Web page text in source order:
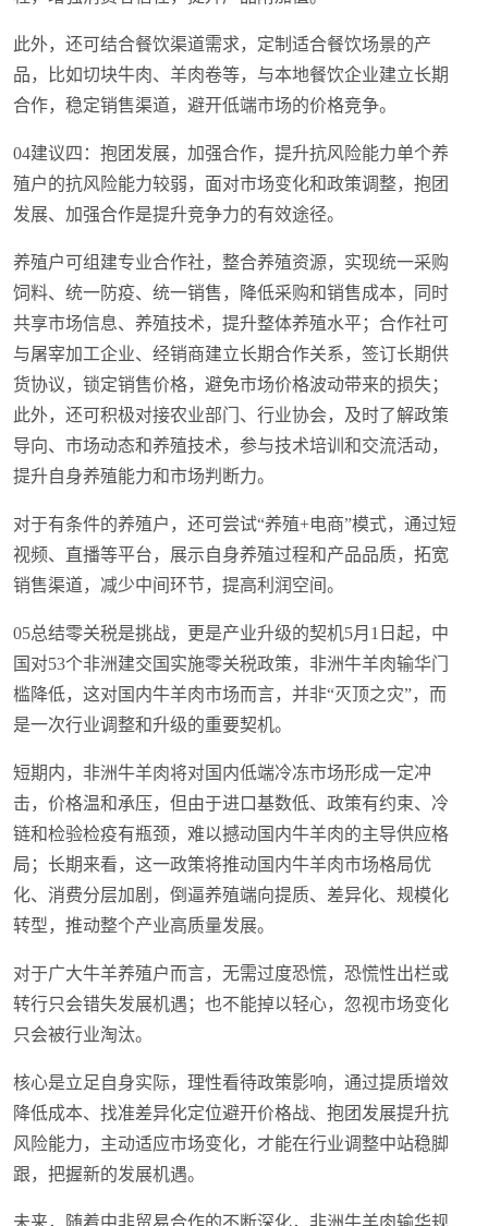
此外，还可结合餐饮渠道需求，定制适合餐饮场景的产
品，比如切块牛肉、羊肉卷等，与本地餐饮企业建立长期
合作，稳定销售渠道，避开低端市场的价格竞争。
04建议四：抱团发展，加强合作，提升抗风险能力单个养
殖户的抗风险能力较弱，面对市场变化和政策调整，抱团
发展、加强合作是提升竞争力的有效途径。
养殖户可组建专业合作社，整合养殖资源，实现统一采购
饲料、统一防疫、统一销售，降低采购和销售成本，同时
共享市场信息、养殖技术，提升整体养殖水平；合作社可
与屠宰加工企业、经销商建立长期合作关系，签订长期供
货协议，锁定销售价格，避免市场价格波动带来的损失；
此外，还可积极对接农业部门、行业协会，及时了解政策
导向、市场动态和养殖技术，参与技术培训和交流活动，
提升自身养殖能力和市场判断力。
对于有条件的养殖户，还可尝试“养殖+电商”模式，通过短
视频、直播等平台，展示自身养殖过程和产品品质，拓宽
销售渠道，减少中间环节，提高利润空间。
05总结零关税是挑战，更是产业升级的契机5月1日起，中
国对53个非洲建交国实施零关税政策，非洲牛羊肉输华门
槛降低，这对国内牛羊肉市场而言，并非“灭顶之灾”，而
是一次行业调整和升级的重要契机。
短期内，非洲牛羊肉将对国内低端冷冻市场形成一定冲
击，价格温和承压，但由于进口基数低、政策有约束、冷
链和检验检疫有瓶颈，难以撼动国内牛羊肉的主导供应格
局；长期来看，这一政策将推动国内牛羊肉市场格局优
化、消费分层加剧，倒逼养殖端向提质、差异化、规模化
转型，推动整个产业高质量发展。
对于广大牛羊养殖户而言，无需过度恐慌，恐慌性出栏或
转行只会错失发展机遇；也不能掉以轻心，忽视市场变化
只会被行业淘汰。
核心是立足自身实际，理性看待政策影响，通过提质增效
降低成本、找准差异化定位避开价格战、抱团发展提升抗
风险能力，主动适应市场变化，才能在行业调整中站稳脚
跟，把握新的发展机遇。